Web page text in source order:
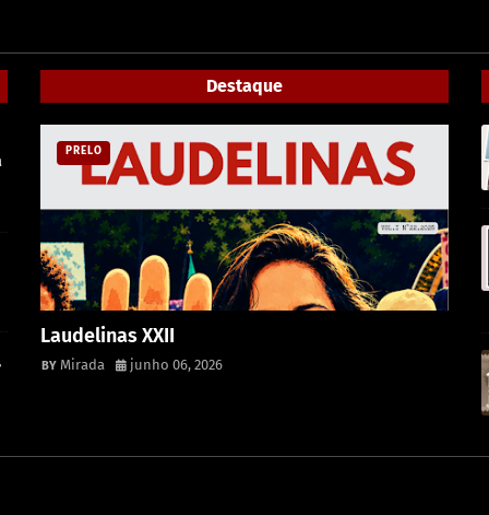
Destaque
PRELO
Laudelinas XXII
Mirada junho 06, 2026